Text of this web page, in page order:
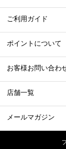
ご利用ガイド
ポイントについて
お客様お問い合わ
店舗一覧
メールマガジン